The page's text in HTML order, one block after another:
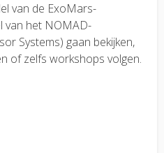
van de ExoMars-
van het NOMAD-
Systems) gaan bekijken,
of zelfs workshops volgen.